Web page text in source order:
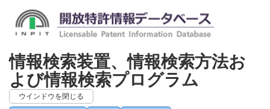
情報検索装置、情報検索方法お
よび情報検索プログラム
ウインドウを閉じる